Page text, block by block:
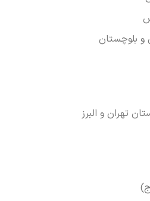
و بلوچستان
تهران و البرز